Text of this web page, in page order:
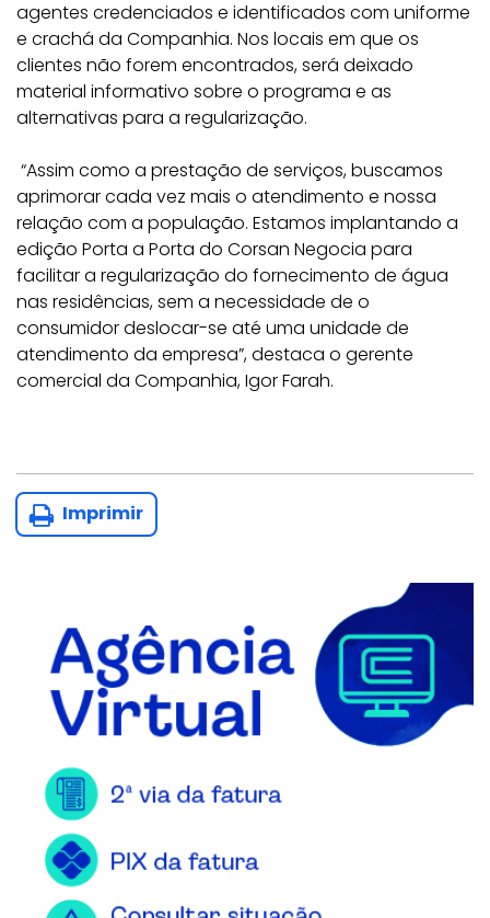
agentes credenciados e identificados com uniforme
e crachá da Companhia. Nos locais em que os
clientes não forem encontrados, será deixado
material informativo sobre o programa e as
alternativas para a regularização.
“Assim como a prestação de serviços, buscamos
aprimorar cada vez mais o atendimento e nossa
relação com a população. Estamos implantando a
edição Porta a Porta do Corsan Negocia para
facilitar a regularização do fornecimento de água
nas residências, sem a necessidade de o
consumidor deslocar-se até uma unidade de
atendimento da empresa”, destaca o gerente
comercial da Companhia, Igor Farah.
Imprimir